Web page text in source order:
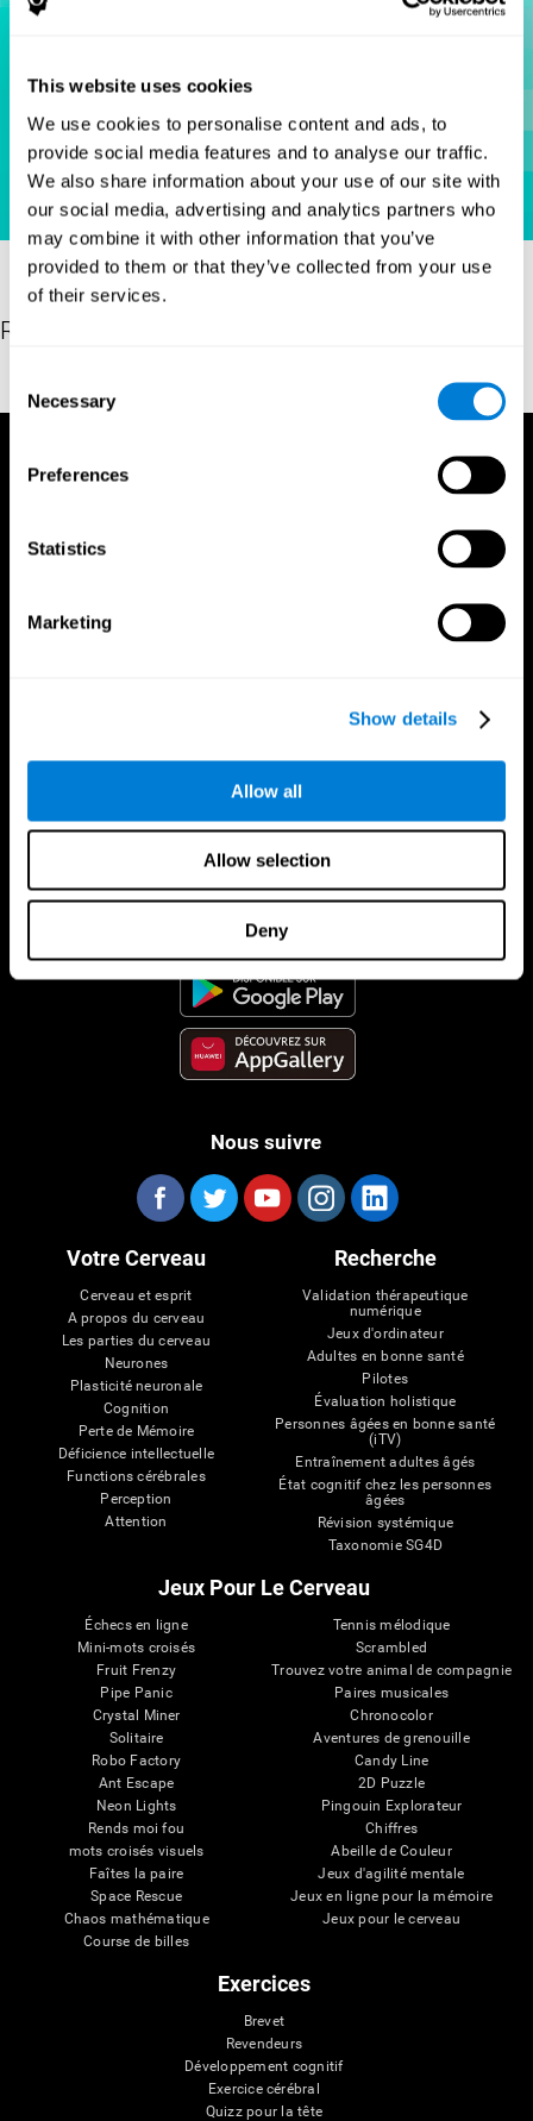
This website uses cookies
We use cookies to personalise content and ads, to
provide social media features and to analyse our traffic.
We also share information about your use of our site with
our social media, advertising and analytics partners who
may combine it with other information that you’ve
provided to them or that they’ve collected from your use
of their services.
Selection
Necessary
Preferences
Statistics
Marketing
Show details
Allow all
Allow selection
Deny
Références
Hooper, E. H (1983). Hooper visual organization test (VOT).
App CogniFit
Nous suivre
Votre Cerveau
Cerveau et esprit
A propos du cerveau
Les parties du cerveau
Neurones
Plasticité neuronale
Cognition
Perte de Mémoire
Déficience intellectuelle
Functions cérébrales
Perception
Attention
Recherche
Validation thérapeutique
numérique
Jeux d'ordinateur
Adultes en bonne santé
Pilotes
Évaluation holistique
Personnes âgées en bonne santé
(iTV)
Entraînement adultes âgés
État cognitif chez les personnes
âgées
Révision systémique
Taxonomie SG4D
Jeux Pour Le Cerveau
Échecs en ligne
Mini-mots croisés
Fruit Frenzy
Pipe Panic
Crystal Miner
Solitaire
Robo Factory
Ant Escape
Neon Lights
Rends moi fou
mots croisés visuels
Faîtes la paire
Space Rescue
Chaos mathématique
Course de billes
Tennis mélodique
Scrambled
Trouvez votre animal de compagnie
Paires musicales
Chronocolor
Aventures de grenouille
Candy Line
2D Puzzle
Pingouin Explorateur
Chiffres
Abeille de Couleur
Jeux d'agilité mentale
Jeux en ligne pour la mémoire
Jeux pour le cerveau
Exercices
Brevet
Revendeurs
Développement cognitif
Exercice cérébral
Quizz pour la tête